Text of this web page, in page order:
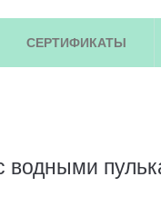
СЕРТИФИКАТЫ
водными